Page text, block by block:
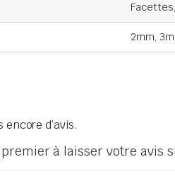
2mm,
encore d’avis.
à laisser votre avis